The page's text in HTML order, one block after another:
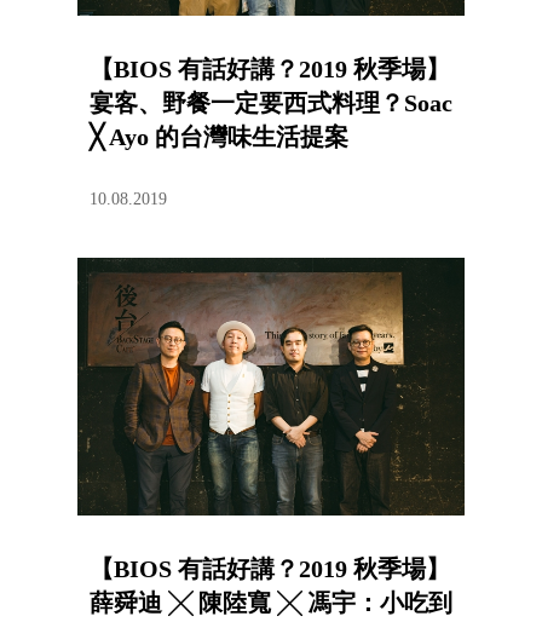
【BIOS 有話好講？2019 秋季場】
宴客、野餐一定要西式料理？Soac
╳ Ayo 的台灣味生活提案
10.08.2019
【BIOS 有話好講？2019 秋季場】
薛舜迪 ╳ 陳陸寬 ╳ 馮宇：小吃到